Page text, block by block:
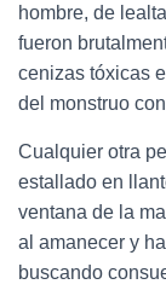
hombre, de
fueron
cenizas tóxicas
del monstruo
Cualquier otra
estallado en
ventana de la
al amanecer y
buscando